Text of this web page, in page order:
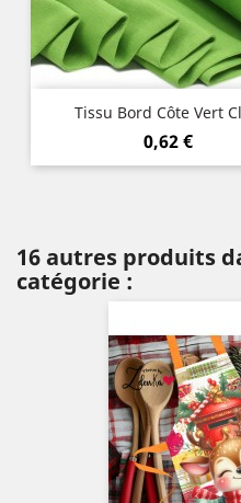
Tissu Bord Côte Vert
Prix
0,62 €
16 autres produits
catégorie :